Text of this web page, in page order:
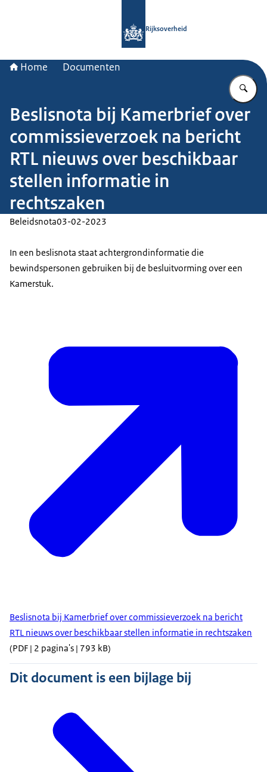
Rijksoverheid
Home Documenten
Beslisnota bij Kamerbrief over
commissieverzoek na bericht
RTL nieuws over beschikbaar
stellen informatie in
rechtszaken
Beleidsnota03-02-2023
In een beslisnota staat achtergrondinformatie die
bewindspersonen gebruiken bij de besluitvorming over een
Kamerstuk.
Beslisnota bij Kamerbrief over commissieverzoek na bericht
RTL nieuws over beschikbaar stellen informatie in rechtszaken
(PDF | 2 pagina's | 793 kB)
Dit document is een bijlage bij